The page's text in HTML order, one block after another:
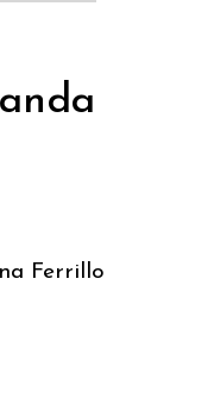
Ferrillo